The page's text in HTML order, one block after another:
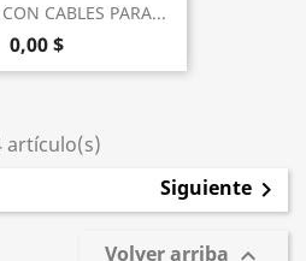
CABLES PARA...
0,00 $
artículo(s)
Siguiente 
Volver arriba